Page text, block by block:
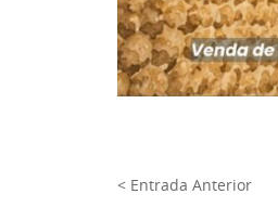
< Entrada Anterior